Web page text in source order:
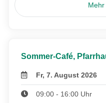
Sommer-Café,
Fr, 7. August 2026
09:00 - 16:00 Uhr